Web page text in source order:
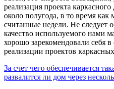
реализация проекта
около полугода, в то время
считанные недели. Не следует
качество используемого нами
хорошо зарекомендовали себя в
реализации проектов
За счет чего обеспечивается
развалится ли дом через